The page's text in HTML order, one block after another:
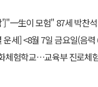
生이 모험" 87세 박찬석 전 경
운세] <8월 7일 금요일(음
험학교…교육부 진로체험 인증